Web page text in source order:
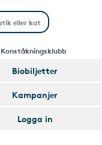
Biobiljetter
Kampanjer
Logga in